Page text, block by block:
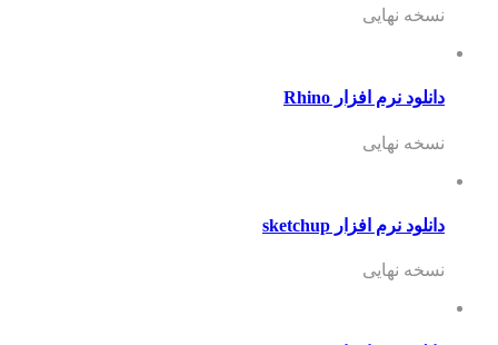
نسخه نهایی
دانلود نرم افزار Rhino
نسخه نهایی
دانلود نرم افزار sketchup
نسخه نهایی